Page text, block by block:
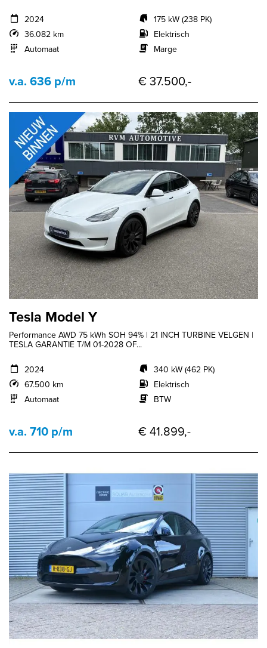
2024
36.082 km
Automaat
175 kW (238 PK)
Elektrisch
Marge
v.a. 636 p/m € 37.500,-
Tesla Model Y
Performance AWD 75 kWh SOH 94% | 21 INCH TURBINE VELGEN |
TESLA GARANTIE T/M 01-2028 OF...
2024
67.500 km
Automaat
340 kW (462 PK)
Elektrisch
BTW
v.a. 710 p/m € 41.899,-